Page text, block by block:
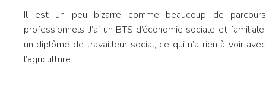
Il est un peu bizarre comme beaucoup de parcours
professionnels. J’ai un BTS d’économie sociale et familiale,
un diplôme de travailleur social, ce qui n’a rien à voir avec
l’agriculture.